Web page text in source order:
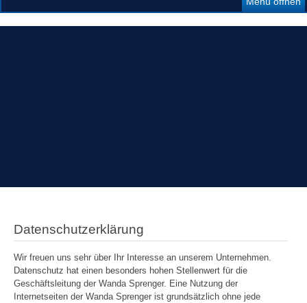
Datenschutzerklärung
Wir freuen uns sehr über Ihr Interesse an unserem Unternehmen.
Datenschutz hat einen besonders hohen Stellenwert für die
Geschäftsleitung der Wanda Sprenger. Eine Nutzung der
Internetseiten der Wanda Sprenger ist grundsätzlich ohne jede